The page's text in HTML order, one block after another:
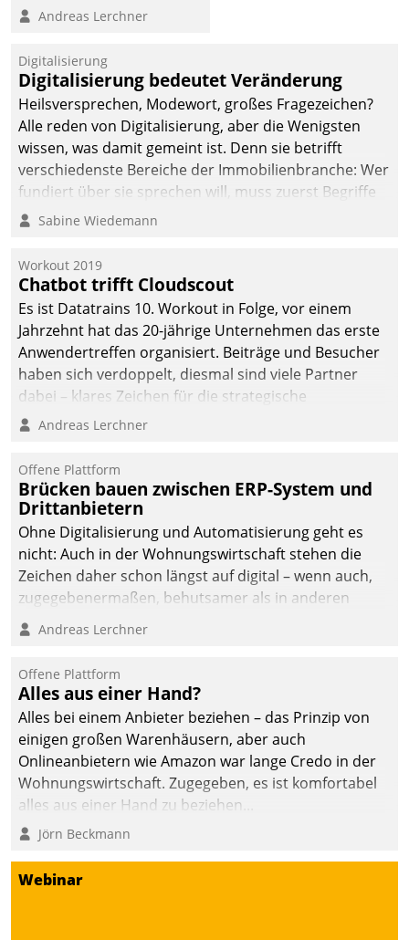
Softwareentwicklungshaus
Andreas Lerchner
Digitalisierung
Digitalisierung bedeutet Veränderung
Heilsversprechen, Modewort, großes Fragezeichen?
Alle reden von Digitalisierung, aber die Wenigsten
wissen, was damit gemeint ist. Denn sie betrifft
verschiedenste Bereiche der Immobilienbranche: Wer
fundiert über sie sprechen will, muss zuerst Begriffe
klären. Ein Aspekt ist die betriebliche Optimierung:
Einsparungen durch optimierte und automatisierte
Prozesse. Doch man darf nicht zu viel erwarten: Allein
mit der Einführung einer neuen Software ist es nicht
getan. Die Digitalisierung erfordert von Unternehmen
die Bereitschaft, sich zu überprüfen, zu hinterfragen
und zu verändern.
Sabine Wiedemann
Workout 2019
Chatbot trifft Cloudscout
Es ist Datatrains 10. Workout in Folge, vor einem
Jahrzehnt hat das 20-jährige Unternehmen das erste
Anwendertreffen organisiert. Beiträge und Besucher
haben sich verdoppelt, diesmal sind viele Partner
dabei – klares Zeichen für die strategische
Fokussierung auf den Kunden.
Andreas Lerchner
Offene Plattform
Brücken bauen zwischen ERP-System und
Drittanbietern
Ohne Digitalisierung und Automatisierung geht es
nicht: Auch in der Wohnungswirtschaft stehen die
Zeichen daher schon längst auf digital – wenn auch,
zugegebenermaßen, behutsamer als in anderen
Branchen.
Andreas Lerchner
Offene Plattform
Alles aus einer Hand?
Alles bei einem Anbieter beziehen – das Prinzip von
einigen großen Warenhäusern, aber auch
Onlineanbietern wie Amazon war lange Credo in der
Wohnungswirtschaft. Zugegeben, es ist komfortabel
alles aus einer Hand zu beziehen...
Jörn Beckmann
Webinar